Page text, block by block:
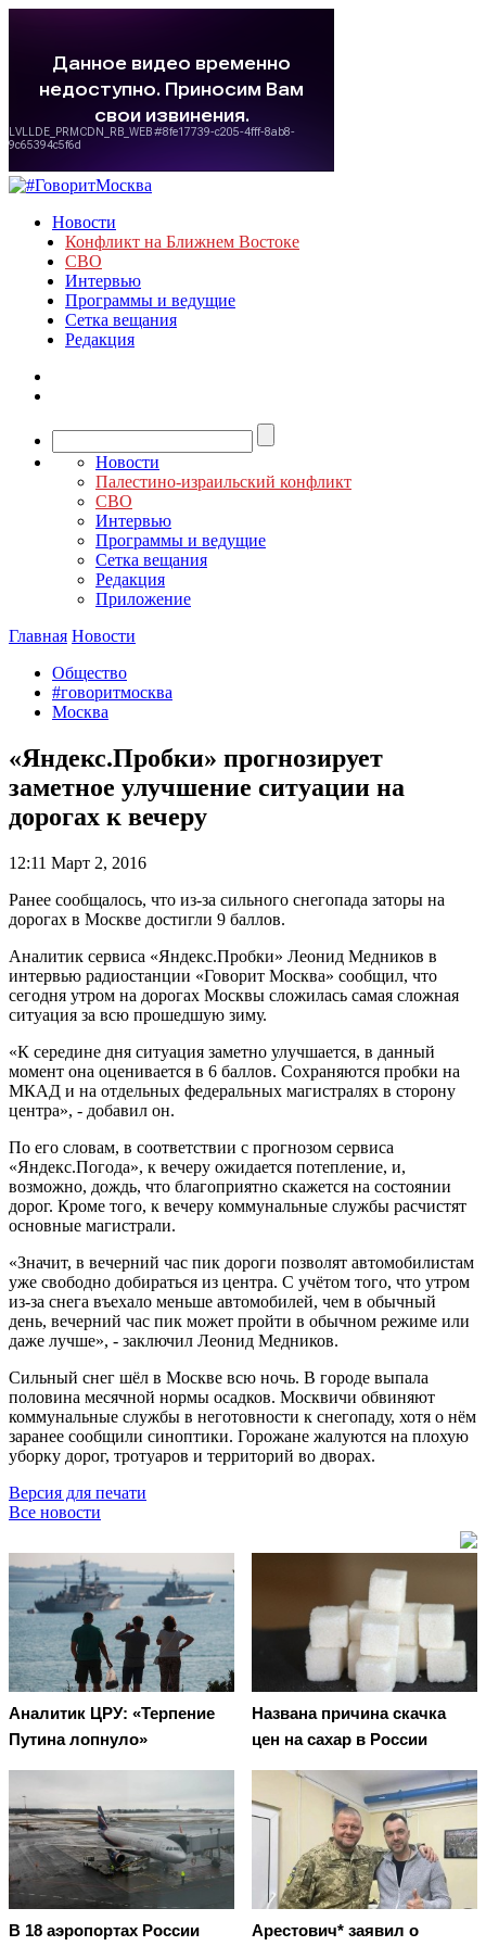
Новости
Конфликт на Ближнем Востоке
СВО
Интервью
Программы и ведущие
Сетка вещания
Редакция
Новости
Палестино-израильский конфликт
СВО
Интервью
Программы и ведущие
Сетка вещания
Редакция
Приложение
Главная Новости
Общество
#говоритмосква
Москва
«Яндекс.Пробки» прогнозирует
заметное улучшение ситуации на
дорогах к вечеру
12:11 Март 2, 2016
Ранее сообщалось, что из-за сильного снегопада заторы на
дорогах в Москве достигли 9 баллов.
Аналитик сервиса «Яндекс.Пробки» Леонид Медников в
интервью радиостанции «Говорит Москва» сообщил, что
сегодня утром на дорогах Москвы сложилась самая сложная
ситуация за всю прошедшую зиму.
«К середине дня ситуация заметно улучшается, в данный
момент она оценивается в 6 баллов. Сохраняются пробки на
МКАД и на отдельных федеральных магистралях в сторону
центра», - добавил он.
По его словам, в соответствии с прогнозом сервиса
«Яндекс.Погода», к вечеру ожидается потепление, и,
возможно, дождь, что благоприятно скажется на состоянии
дорог. Кроме того, к вечеру коммунальные службы расчистят
основные магистрали.
«Значит, в вечерний час пик дороги позволят автомобилистам
уже свободно добираться из центра. С учётом того, что утром
из-за снега въехало меньше автомобилей, чем в обычный
день, вечерний час пик может пройти в обычном режиме или
даже лучше», - заключил Леонид Медников.
Сильный снег шёл в Москве всю ночь. В городе выпала
половина месячной нормы осадков. Москвичи обвиняют
коммунальные службы в неготовности к снегопаду, хотя о нём
заранее сообщили синоптики. Горожане жалуются на плохую
уборку дорог, тротуаров и территорий во дворах.
Версия для печати
Все новости
Аналитик ЦРУ: «Терпение
Путина лопнуло»
Названа причина скачка
цен на сахар в России
В 18 аэропортах России Арестович* заявил о